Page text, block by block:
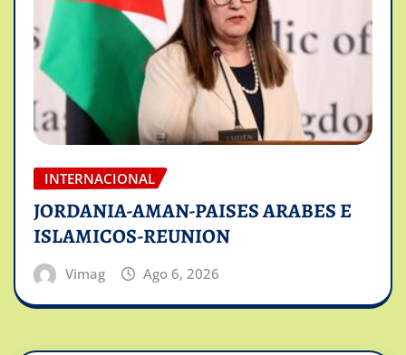
INTERNACIONAL
JORDANIA-AMAN-PAISES ARABES E
ISLAMICOS-REUNION
Vimag Ago 6, 2026